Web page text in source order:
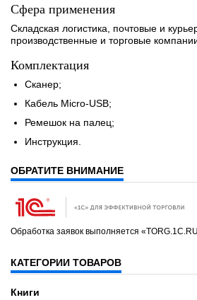
Сфера применения
Складская логистика, почтовые и
производственные и торговые
Комплектация
Сканер;
Кабель Micro-USB;
Ремешок на палец;
Инструкция.
ОБРАТИТЕ ВНИМАНИЕ
Обработка заявок выполняется
КАТЕГОРИИ ТОВАРОВ
Книги